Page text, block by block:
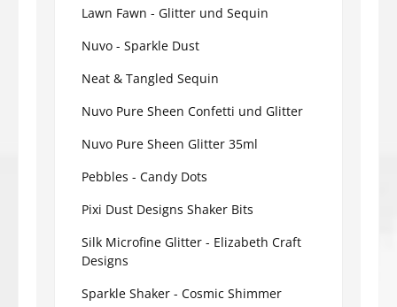
Lawn Fawn - Glitter und Sequin
Nuvo - Sparkle Dust
Neat & Tangled Sequin
Nuvo Pure Sheen Confetti und Glitter
Nuvo Pure Sheen Glitter 35ml
Pebbles - Candy Dots
Pixi Dust Designs Shaker Bits
Silk Microfine Glitter - Elizabeth Craft
Designs
Sparkle Shaker - Cosmic Shimmer